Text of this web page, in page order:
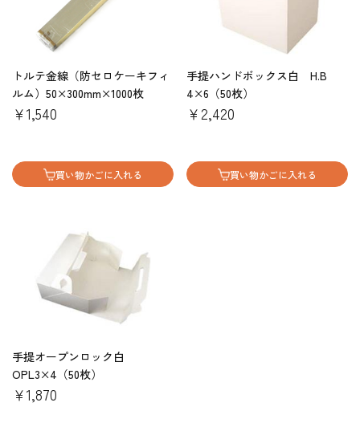
トルテ金線（防セロケーキフィ
ルム）50×300mm×1000枚
￥1,540
買い物かごに入れる
手提ハンドボックス白 H.B
4×6（50枚）
￥2,420
買い物かごに入れる
手提オープンロック白
OPL3×4（50枚）
￥1,870